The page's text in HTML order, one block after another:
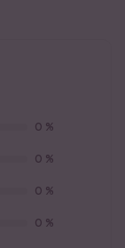
0 %
0 %
0 %
0 %